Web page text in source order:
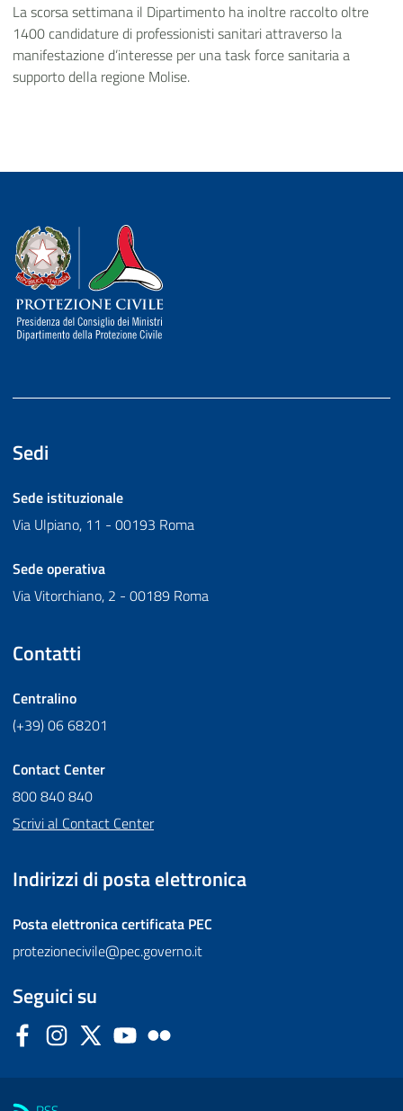
La scorsa settimana il Dipartimento ha inoltre raccolto oltre
1400 candidature di professionisti sanitari attraverso la
manifestazione d’interesse per una task force sanitaria a
supporto della regione Molise.
Dipartimento della Protezione Civile
Sedi
Sede istituzionale
Via Ulpiano, 11 - 00193 Roma
Sede operativa
Via Vitorchiano, 2 - 00189 Roma
Contatti
Centralino
(+39) 06 68201
Contact Center
800 840 840
Scrivi al Contact Center
Indirizzi di posta elettronica
Posta elettronica certificata PEC
protezionecivile@pec.governo.it
Seguici su
FacebookInstagram
Twitter YouTube